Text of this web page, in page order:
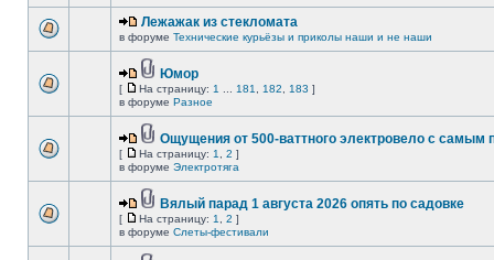
Лежажак из стекломата
в форуме Технические курьёзы и приколы наши и не наши
Юмор
[ На страницу: 1 181 182 183 ]
в форуме Разное
Ощущения от 500-ваттного электровело с самым
[ На страницу: 1 2 ]
в форуме Электротяга
Вялый парад 1 августа 2026 опять по садовке
[ На страницу: 1 2 ]
в форуме Слеты-фестивали